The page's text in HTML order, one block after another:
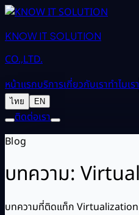
KNOW IT SOLUTION
CO.,LTD.
หน้าแรกบริการเกี่ยวกับเราทำไมเรา
ไทย
EN
ติดต่อเรา
Blog
บทความ:
บทความที่ติดแท็ก Virtualization